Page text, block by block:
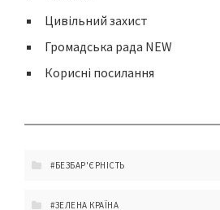
Цивільний захист
Громадська рада NEW
Корисні посилання
#БЕЗБАР'ЄРНІСТЬ
#ЗЕЛЕНА КРАЇНА